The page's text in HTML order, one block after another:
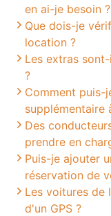
en ai-je besoin ?
Que dois-je
location ?
Les extras
?
Comment puis-
supplémentaire
Des
prendre en
Puis-je ajouter
réservation de
Les voitures de
d'un GPS ?